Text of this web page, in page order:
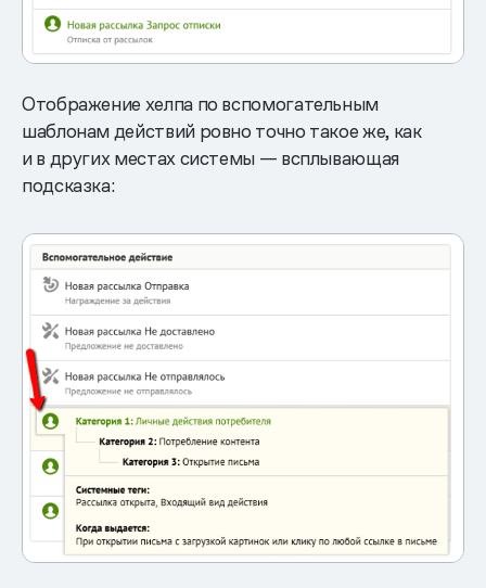
Отображение хелпа по вспомогательным
шаблонам действий ровно точно такое же, как
и в других местах системы — всплывающая
подсказка: